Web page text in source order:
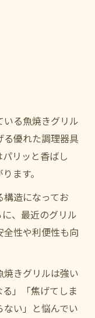
る魚焼きグリル
優れた調理器具
リッと香ばし
ます。
造になってお
、最近のグリル
性や利便性も向
きグリルは強い
」「焦げてしま
い」と悩んでい